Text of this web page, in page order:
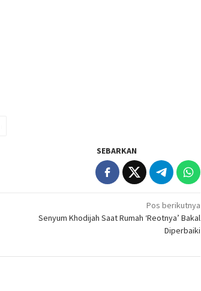
SEBARKAN
Pos berikutnya
Senyum Khodijah Saat Rumah ‘Reotnya’ Bakal
Diperbaiki